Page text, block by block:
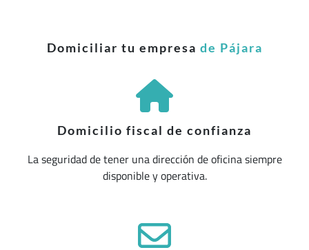
Domiciliar tu empresa de Pájara
Domicilio fiscal de confianza
La seguridad de tener una dirección de oficina siempre
disponible y operativa.